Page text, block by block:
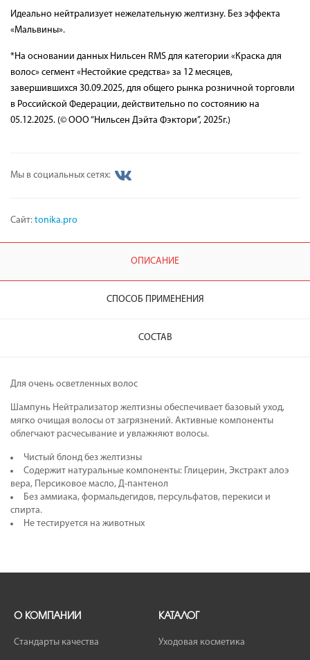
Идеально нейтрализует нежелательную желтизну. Без эффекта
«Мальвины».
*На основании данных Нильсен RMS для категории «Краска для
волос» сегмент «Нестойкие средства» за 12 месяцев,
завершившихся 30.09.2025, для общего рынка розничной торговли
в Российской Федерации, действительно по состоянию на
05.12.2025. (© ООО “Нильсен Дэйта Фэктори”, 2025г.)
Мы в социальных сетях:
Сайт: tonika.pro
ОПИСАНИЕ
СПОСОБ ПРИМЕНЕНИЯ
СОСТАВ
Для очень осветленных волос
Шампунь Нейтрализатор желтизны обеспечивает базовый уход,
мягко очищая волосы от загрязнений. Активные компоненты
облегчают расчесывание и увлажняют волосы.
Чистый блонд без желтизны
Содержит натуральные компоненты: Глицерин, Экстракт алоэ
вера, Персиковое масло, Д-пантенол
Без аммиака, формальдегидов, персульфатов, перекиси и
спирта.
Не тестируется на животных
О КОМПАНИИ
Стандарты качества
КАТАЛОГ
Уходовая косметика